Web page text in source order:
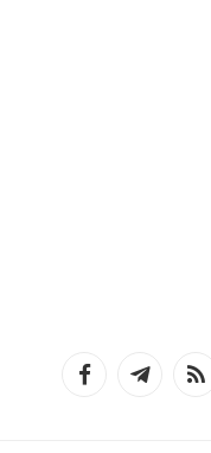
FacebookTelegramRSS